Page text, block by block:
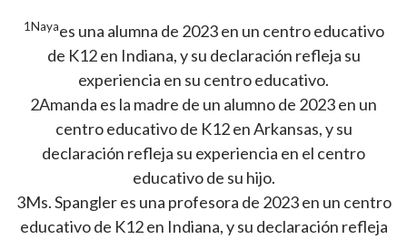
1Nayaes una alumna de 2023 en un centro educativo
de K12 en Indiana, y su declaración refleja su
experiencia en su centro educativo.
2Amanda es la madre de un alumno de 2023 en un
centro educativo de K12 en Arkansas, y su
declaración refleja su experiencia en el centro
educativo de su hijo.
3Ms. Spangler es una profesora de 2023 en un centro
educativo de K12 en Indiana, y su declaración refleja